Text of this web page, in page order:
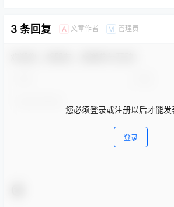
3 条回复 A 文章作者 M 管理员
您必须登录或注册以后才能发
登录